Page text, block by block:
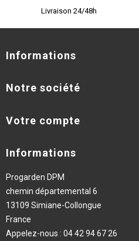
Livraison 24/48h
Informations
Notre société
Votre compte
Informations
Progarden DPM
chemin départemental 6
13109 Simiane-Collongue
France
Appelez-nous : 04 42 94 67 26